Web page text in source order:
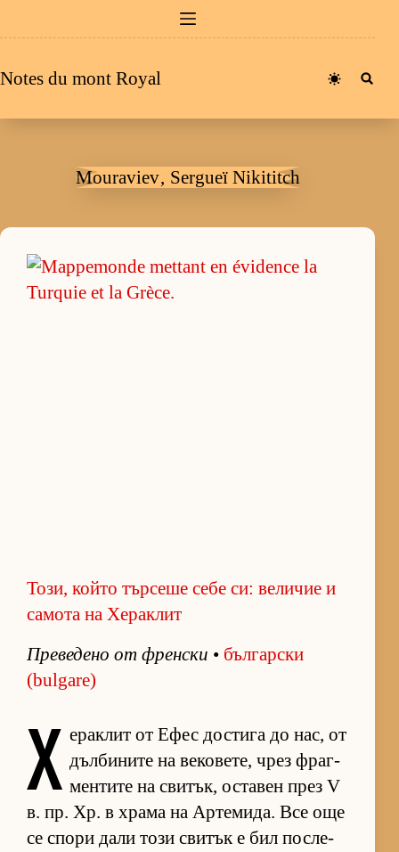
au
Notes du mont Royal
Mouraviev‚ Sergueï Nikititch
Този, който търсеше себе си: величие и
самота на Хераклит
Пре­ве­дено от френ­ски • бъл­гар­ски
(bulgare)
Х е­рак­лит от Ефес дос­тига до нас, от
дъл­би­ните на ве­ко­ве­те, чрез фраг­
мен­тите на сви­тък, ос­та­вен през V
в. пр. Хр. в храма на Ар­те­ми­да. Все още
се спори дали този сви­тък е бил пос­ле­